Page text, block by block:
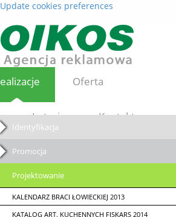
Update cookies preferences
Oferta
Loterie Kontakt
Identyfikacja
Promocja
Projektowanie
KALENDARZ BRACI ŁOWIECKIEJ 2013
KATALOG ART. KUCHENNYCH FISKARS 2014